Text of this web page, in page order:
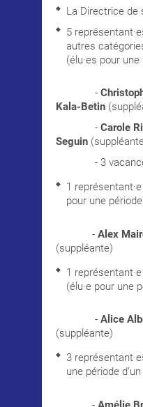
La Directrice de
5
autres
(élu·es pour
-
Kala-Betin
- Carole
Seguin
- 3 vacances
1
pour une
- Alex
(suppléante)
1
(élu·e pour une
- Alice
(suppléante)
3
une période